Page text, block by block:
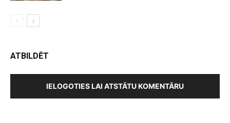
ATBILDĒT
IELOGOTIES LAI ATSTĀTU KOMENTĀRU